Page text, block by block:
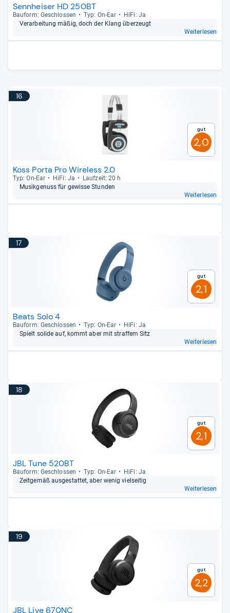
Sennheiser HD 250BT
Bau­form: Geschlos­sen Typ: On-​Ear
HiFi: Ja
Ver­ar­bei­tung mäßig, doch der Klang über­zeugt
Weiterlesen
16
Gut
2,0
Koss Porta Pro Wireless 2.0
Typ: On-​Ear HiFi: Ja
Lauf­zeit: 20 h
Musik­ge­nuss für gewisse Stun­den
Weiterlesen
17
Gut
2,1
Beats Solo 4
Bau­form: Geschlos­sen Typ: On-​Ear
HiFi: Ja
Spielt solide auf, kommt aber mit straf­fem Sitz
Weiterlesen
18
Gut
2,1
JBL Tune 520BT
Bau­form: Geschlos­sen Typ: On-​Ear
HiFi: Ja
Zeit­ge­mäß aus­ge­stat­tet, aber wenig viel­sei­tig
Weiterlesen
19
Gut
2,2
JBL Live 670NC